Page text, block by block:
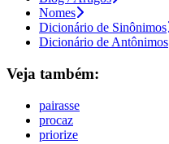
Nomes
Dicionário de Sinônimos
Dicionário de Antônimos
Veja também:
pairasse
procaz
priorize